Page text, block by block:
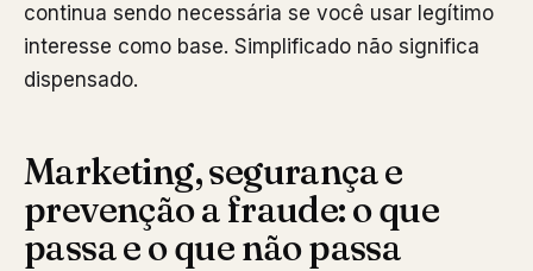
continua sendo necessária se você usar legítimo
interesse como base. Simplificado não significa
dispensado.
Marketing, segurança e
prevenção a fraude: o que
passa e o que não passa